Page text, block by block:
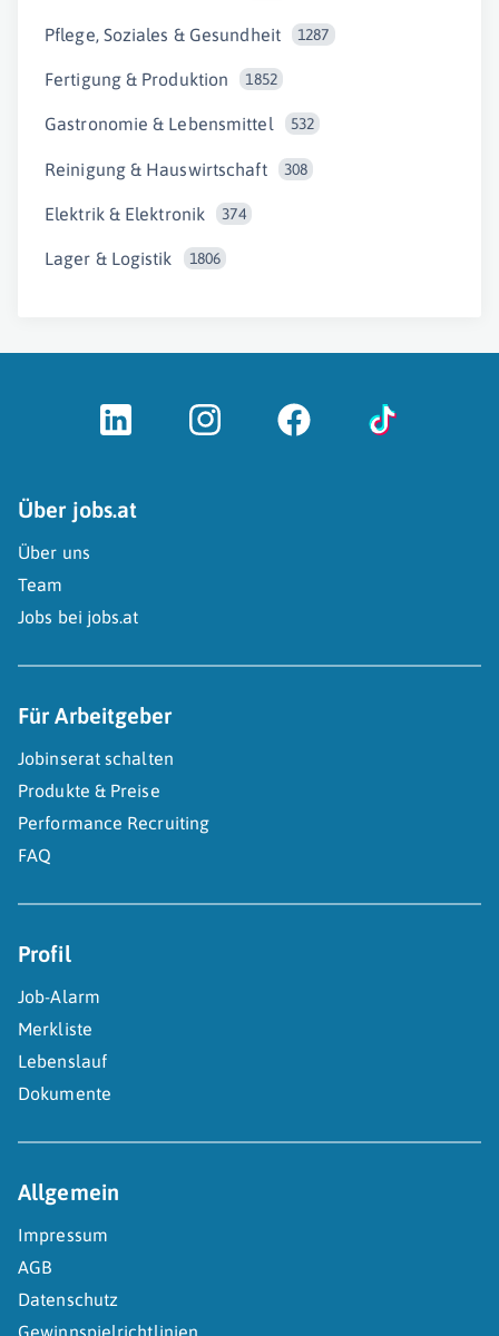
Pflege, Soziales & Gesundheit 1287
Fertigung & Produktion 1852
Gastronomie & Lebensmittel 532
Reinigung & Hauswirtschaft 308
Elektrik & Elektronik 374
Lager & Logistik 1806
Über jobs.at
Über uns
Team
Jobs bei jobs.at
Für Arbeitgeber
Jobinserat schalten
Produkte & Preise
Performance Recruiting
FAQ
Profil
Job-Alarm
Merkliste
Lebenslauf
Dokumente
Allgemein
Impressum
AGB
Datenschutz
Gewinnspielrichtlinien